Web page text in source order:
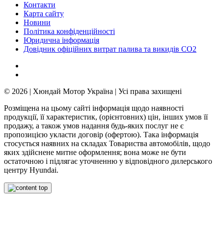
Контакти
Карта сайту
Новини
Політика конфіденційності
Юридична інформація
Довідник офіційних витрат палива та викидів СО2
© 2026 | Хюндай Мотор Україна | Усі права захищені
Розміщена на цьому сайті інформація щодо наявності
продукції, її характеристик, (орієнтовних) цін, інших умов її
продажу, а також умов надання будь-яких послуг не є
пропозицією укласти договір (офертою). Така інформація
стосується наявних на складах Товариства автомобілів, щодо
яких здійснене митне оформлення; вона може не бути
остаточною і підлягає уточненню у відповідного дилерського
центру Hyundai.